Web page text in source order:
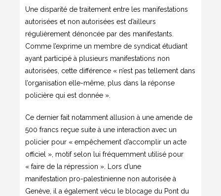
Une disparité de traitement entre les manifestations
autorisées et non autorisées est d’ailleurs
régulièrement dénoncée par des manifestants.
Comme l’exprime un membre de syndicat étudiant
ayant participé à plusieurs manifestations non
autorisées, cette différence « n’est pas tellement dans
l’organisation elle-même, plus dans la réponse
policière qui est donnée ».
Ce dernier fait notamment allusion à une amende de
500 francs reçue suite à une interaction avec un
policier pour « empêchement d’accomplir un acte
officiel », motif selon lui fréquemment utilisé pour
« faire de la répression ». Lors d’une
manifestation pro-palestinienne non autorisée à
Genève, il a également vécu le blocage du Pont du